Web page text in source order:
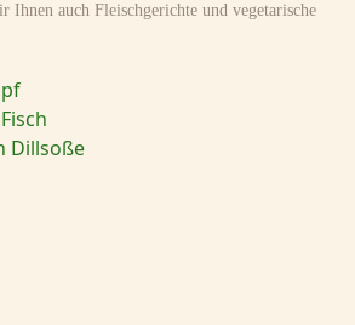
Ihnen auch Fleischgerichte und vegetarische
Dillsoße